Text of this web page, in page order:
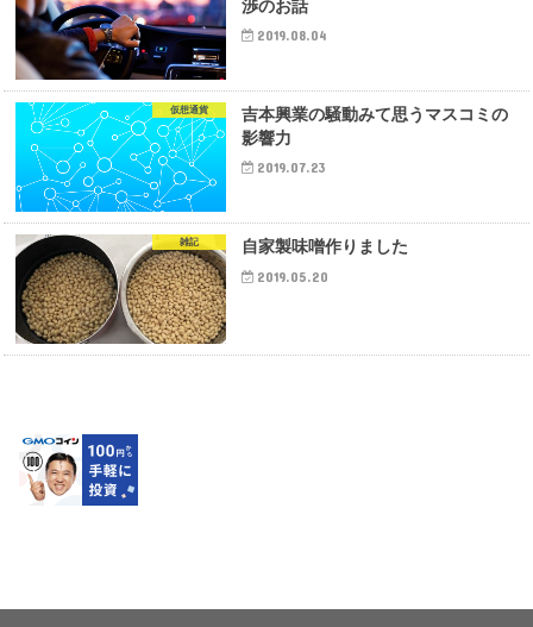
渉のお話
2019.08.04
仮想通貨
吉本興業の騒動みて思うマスコミの
影響力
2019.07.23
雑記 自家製味噌作りました
2019.05.20